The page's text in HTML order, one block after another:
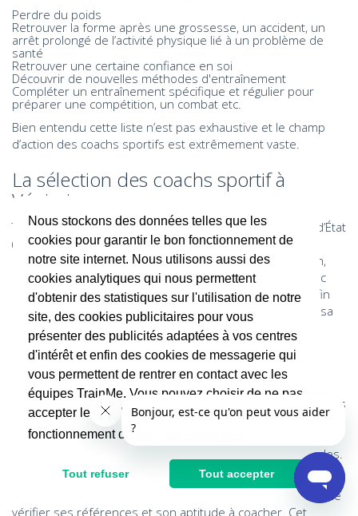
Perdre du poids
Retrouver la forme après une grossesse, un accident, un
arrêt prolongé de l’activité physique lié à un problème de
santé
Retrouver une certaine confiance en soi
Découvrir de nouvelles méthodes d'entraînement
Compléter un entraînement spécifique et régulier pour
préparer une compétition, un combat etc.
Bien entendu cette liste n’est pas exhaustive et le champ
d’action des coachs sportifs est extrêmement vaste.
La sélection des coachs sportif à
Vénissieux
Tous nos coachs sportifs dans le 69200 sont diplômés d’État
(Staps ou BPJEPS) afin d’assurer un véritable service de
qualité à nos clients. Chaque coach, avant son inscription,
doit passer par un processus de recrutement strict, avec
notamment un entretien avec un membre de l’équipe afin
de vérifier sa formation, ses qualités, ses références et sa
capacité à fournir une prestation à la hauteur.
Pour tout entraîneur qui s’inscrit sur l'application, il est
essentiel de compléter son profil et de renseigner le
maximum d’informations liées à son métier comme par
exemple style de coaching, ses compétences, ses spécialités
ou encore ses expériences passées. D’autres éléments
sont essentiels tels que ses études, le diplôme d’Etat, la
zone de déplacement et ses créneaux horaires disponibles.
Par la suite, l’équipe de Support Coach prend le relai pour
étudier le profil, effectuer un entretien téléphonique afin de
vérifier ses références et son aptitude à coacher. Cet
Nous stockons des données telles que les
cookies pour garantir le bon fonctionnement de
notre site internet. Nous utilisons aussi des
cookies analytiques qui nous permettent
d'obtenir des statistiques sur l'utilisation de notre
site, des cookies publicitaires pour vous
présenter des publicités adaptées à vos centres
d'intérêt et enfin des cookies de messagerie qui
vous permettent de rentrer en contact avec les
équipes TrainMe. Vous pouvez choisir de ne pas
accepter les cookies non indispensables au
fonctionnement du site.
Tout refuser Tout accepter